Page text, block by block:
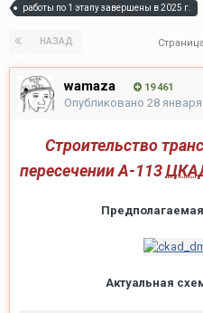
работы по 1 этапу завершены в 2025 г.
НАЗАД
wamaza 19 461
Опубликовано 28 января
Строительство
пересечении А-113
Актуальная